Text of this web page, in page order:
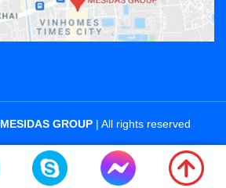
MESIDAS GROUP | All rights reserved